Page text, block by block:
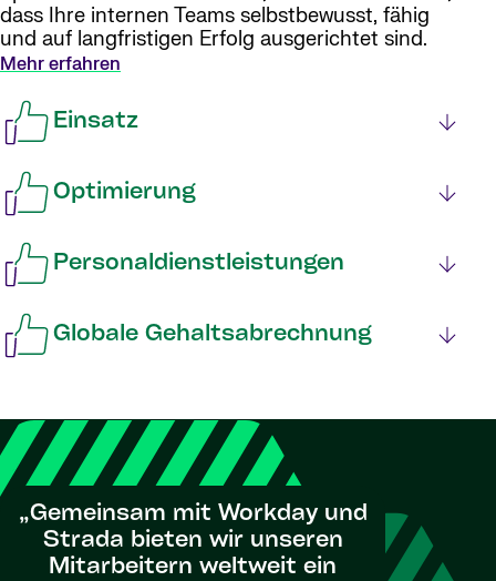
dass Ihre internen Teams selbstbewusst, fähig
und auf langfristigen Erfolg ausgerichtet sind.
Mehr erfahren
Einsatz
Optimierung
Personaldienstleistungen
Globale Gehaltsabrechnung
„Gemeinsam mit Workday und
Strada bieten wir unseren
Mitarbeitern weltweit ein